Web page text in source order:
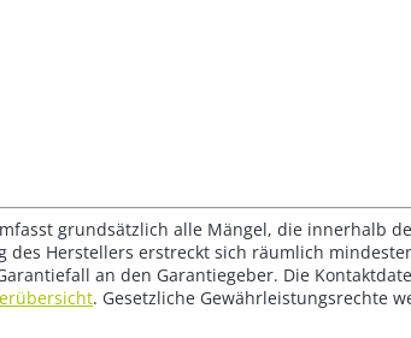
grundsätzlich alle Mängel, die innerhalb
Herstellers erstreckt sich räumlich
an den Garantiegeber. Die
. Gesetzliche Gewährleistungsrechte